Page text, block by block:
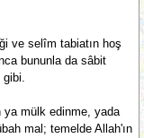
ve selîm tabiatın hoş
bununla da sâbit
gibi.
ya mülk edinme, yada
mal; temelde Allah'ın